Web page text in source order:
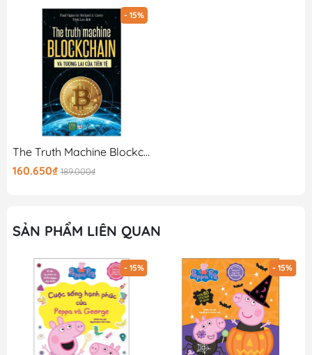
- 15%
The Truth Machine Blockchain Và Tương Lai Của Tiền Tệ
160.650₫ 189.000₫
SẢN PHẨM LIÊN QUAN
- 15% - 15%